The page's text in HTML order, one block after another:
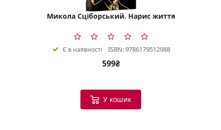
Микола Сціборський. Нарис життя
Є в наявності ISBN: 9786179512988
599₴
У кошик